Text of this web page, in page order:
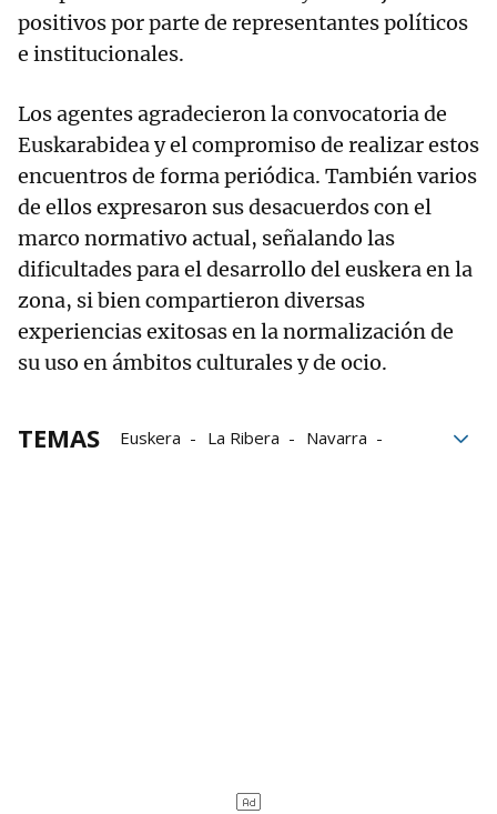
positivos por parte de representantes políticos
e institucionales.
Los agentes agradecieron la convocatoria de
Euskarabidea y el compromiso de realizar estos
encuentros de forma periódica. También varios
de ellos expresaron sus desacuerdos con el
marco normativo actual, señalando las
dificultades para el desarrollo del euskera en la
zona, si bien compartieron diversas
experiencias exitosas en la normalización de
su uso en ámbitos culturales y de ocio.
TEMAS Euskera La Ribera
Navarra